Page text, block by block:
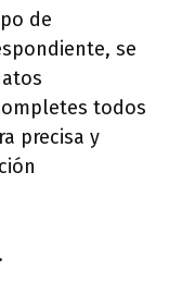
de
se
todos
precisa y